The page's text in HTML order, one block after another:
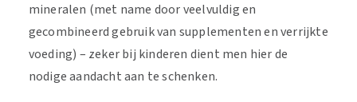
mineralen (met name door veelvuldig en
gecombineerd gebruik van supplementen en verrijkte
voeding) – zeker bij kinderen dient men hier de
nodige aandacht aan te schenken.